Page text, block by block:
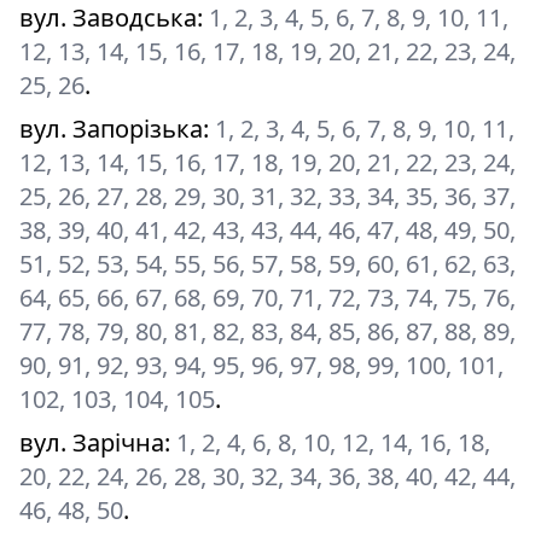
вул. Заводська: 1, 2, 3, 4, 5, 6, 7, 8, 9, 10, 11,
12, 13, 14, 15, 16, 17, 18, 19, 20, 21, 22, 23, 24,
25, 26.
вул. Запорізька: 1, 2, 3, 4, 5, 6, 7, 8, 9, 10, 11,
12, 13, 14, 15, 16, 17, 18, 19, 20, 21, 22, 23, 24,
25, 26, 27, 28, 29, 30, 31, 32, 33, 34, 35, 36, 37,
38, 39, 40, 41, 42, 43, 43, 44, 46, 47, 48, 49, 50,
51, 52, 53, 54, 55, 56, 57, 58, 59, 60, 61, 62, 63,
64, 65, 66, 67, 68, 69, 70, 71, 72, 73, 74, 75, 76,
77, 78, 79, 80, 81, 82, 83, 84, 85, 86, 87, 88, 89,
90, 91, 92, 93, 94, 95, 96, 97, 98, 99, 100, 101,
102, 103, 104, 105.
вул. Зарічна: 1, 2, 4, 6, 8, 10, 12, 14, 16, 18,
20, 22, 24, 26, 28, 30, 32, 34, 36, 38, 40, 42, 44,
46, 48, 50.